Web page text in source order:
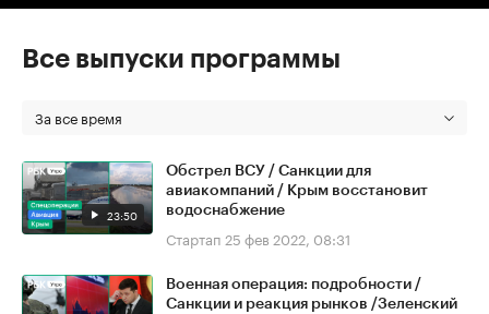
Все выпуски программы
За все время
23:50
Обстрел ВСУ / Санкции для
авиакомпаний / Крым восстановит
водоснабжение
Стартап 25 фев 2022, 08:31
Военная операция: подробности /
Санкции и реакция рынков /Зеленский